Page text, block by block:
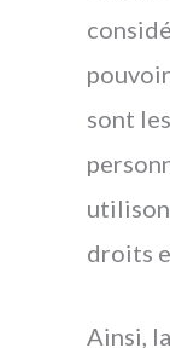
sont
droits
Ainsi,